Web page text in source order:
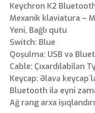
Keychron K2
Mexanik klaviatura –
Yeni, Bağlı qutu
Switch: Blue
Qoşulma: USB və
Cable: Çıxardılabilən
Keycap: Əlavə
Bluetooth ilə eyni
Ağ rəng arxa